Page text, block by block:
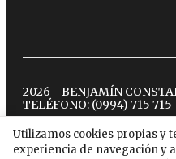
Utilizamos cookies propias y
experiencia de navegación y
2026 - BENJAMÍN
TELÉFONO: (0994) 715 715